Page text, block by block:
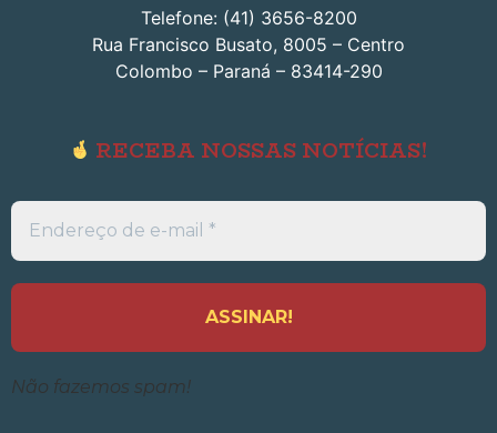
Telefone: (41) 3656-8200
Rua Francisco Busato, 8005 – Centro
Colombo – Paraná – 83414-290
RECEBA NOSSAS NOTÍCIAS!
Endereço
de
e-
*
Não fazemos spam!